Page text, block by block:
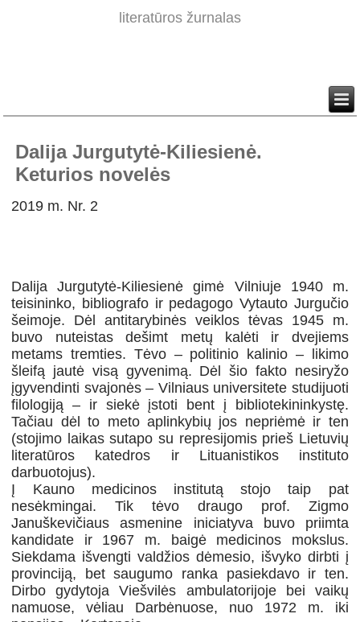
literatūros žurnalas
Dalija Jurgutytė-Kiliesienė.
Keturios novelės
2019 m. Nr. 2
Dalija Jurgutytė-Kiliesienė gimė Vilniuje 1940 m.
teisininko, bibliografo ir pedagogo Vytauto Jurgučio
šeimoje. Dėl antitarybinės veiklos tėvas 1945 m.
buvo nuteistas dešimt metų kalėti ir dvejiems
metams tremties. Tėvo – politinio kalinio – likimo
šleifą jautė visą gyvenimą. Dėl šio fakto nesiryžo
įgyvendinti svajonės – Vilniaus universitete studijuoti
filologiją – ir siekė įstoti bent į bibliotekininkystę.
Tačiau dėl to meto aplinkybių jos nepriėmė ir ten
(stojimo laikas sutapo su represijomis prieš Lietuvių
literatūros katedros ir Lituanistikos instituto
darbuotojus).
Į Kauno medicinos institutą stojo taip pat
nesėkmingai. Tik tėvo draugo prof. Zigmo
Januškevičiaus asmenine iniciatyva buvo priimta
kandidate ir 1967 m. baigė medicinos mokslus.
Siekdama išvengti valdžios dėmesio, išvyko dirbti į
provinciją, bet saugumo ranka pasiekdavo ir ten.
Dirbo gydytoja Viešvilės ambulatorijoje bei vaikų
namuose, vėliau Darbėnuose, nuo 1972 m. iki